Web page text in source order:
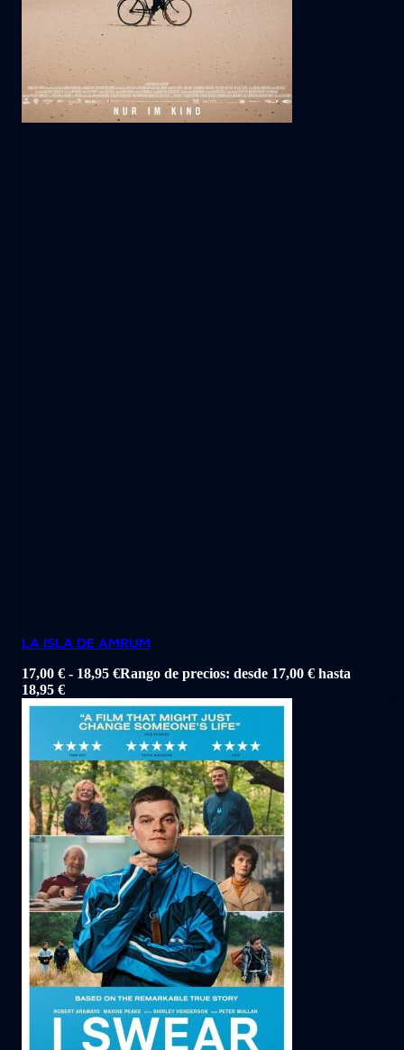
LA ISLA DE AMRUM
17,00 € - 18,95 €Rango de precios: desde 17,00 € hasta
18,95 €